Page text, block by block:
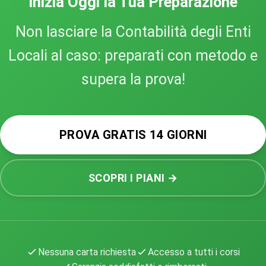
Non lasciare la Contabilità degli Enti
Locali al caso: preparati con metodo e
supera la prova!
PROVA GRATIS 14 GIORNI
SCOPRI I PIANI →
Nessuna carta richiesta
Accesso a tutti i corsi